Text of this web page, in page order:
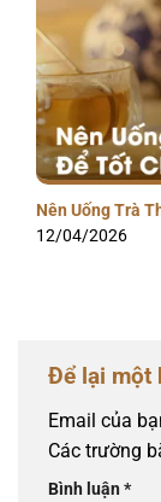
Nên Uống Trà
12/04/2026
Để lại một
Email của
Các trường
Bình luận*